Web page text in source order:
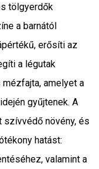
tölgyerdők
a barnától
erősíti az
a légutak
amelyet a
gyűjtenek. A
szívvédő növény, és
hatást:
valamint a